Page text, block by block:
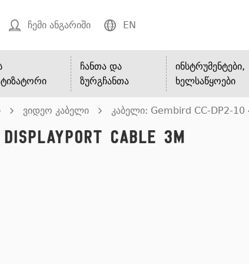
ჩემი ანგარიში EN
ჩანთა და
ზურგჩანთა
ინსტრუმენტები,
ხელსაწყოები
ვიდეო კაბელი კაბელი: Gembird CC-DP2-
DisplayPort Cable 3m